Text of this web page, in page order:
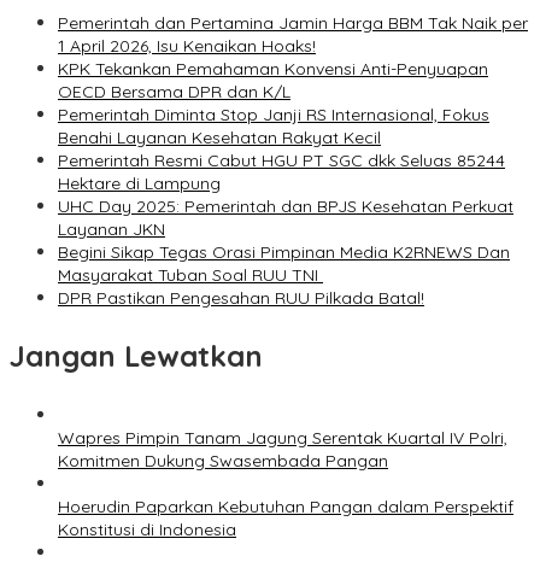
Pemerintah dan Pertamina Jamin Harga BBM Tak Naik per
1 April 2026, Isu Kenaikan Hoaks!
KPK Tekankan Pemahaman Konvensi Anti-Penyuapan
OECD Bersama DPR dan K/L
Pemerintah Diminta Stop Janji RS Internasional, Fokus
Benahi Layanan Kesehatan Rakyat Kecil
Pemerintah Resmi Cabut HGU PT SGC dkk Seluas 85244
Hektare di Lampung
UHC Day 2025: Pemerintah dan BPJS Kesehatan Perkuat
Layanan JKN
Begini Sikap Tegas Orasi Pimpinan Media K2RNEWS Dan
Masyarakat Tuban Soal RUU TNI
DPR Pastikan Pengesahan RUU Pilkada Batal!
Jangan Lewatkan
Wapres Pimpin Tanam Jagung Serentak Kuartal IV Polri,
Komitmen Dukung Swasembada Pangan
Hoerudin Paparkan Kebutuhan Pangan dalam Perspektif
Konstitusi di Indonesia